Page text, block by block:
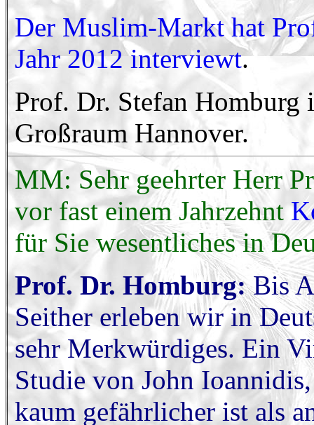
Der Muslim-Markt hat
Jahr 2012 interviewt.
Prof. Dr. Stefan Homburg
Großraum Hannover.
MM: Sehr geehrter Herr
vor fast einem Jahrzehnt
für Sie wesentliches in
Prof. Dr. Homburg:Bis
Seither erleben wir in
sehr Merkwürdiges. Ein
Studie von John
kaum gefährlicher ist als